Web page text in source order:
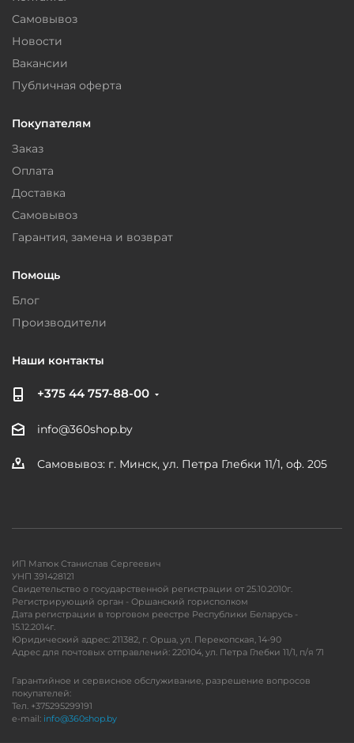
Самовывоз
Новости
Вакансии
Публичная оферта
Покупателям
Заказ
Оплата
Доставка
Самовывоз
Гарантия, замена и возврат
Помощь
Блог
Производители
Наши контакты
+375 44 757-88-00
info@360shop.by
Самовывоз: г. Минск, ул. Петра Глебки 11/1, оф. 205
ИП Матюк Станислав Сергеевич
УНП 391428121
Свидетельство о государственной регистрации от 25.10.2010г.
Регистрирующий орган - Оршанский горисполком
Дата регистрации в торговом реестре Республики Беларусь -
15.12.2014г.
Юридический адрес: 211382, г. Орша, ул. Перекопская, 14-90
Адрес для почтовых отправлений: 220104, ул. Петра Глебки 11/1, п/я 71
Гарантийное и сервисное обслуживание, разрешение вопросов
покупателей:
Тел. +375295299191
e-mail: info@360shop.by